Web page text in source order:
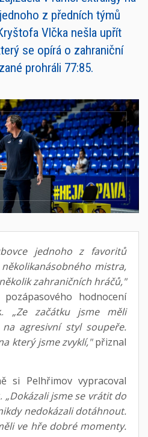
z předních týmů
Vlčka nešla upřít
se opírá o zahraniční
prohráli 77:85.
jednoho z favoritů
mistra,
zahraničních hráčů,"
hodnocení
„Ze začátku jsme měli
agresivní styl soupeře.
který jsme zvyklí,"přiznal
si Pelhřimov vypracoval
„Dokázali jsme se vrátit do
nedokázali dotáhnout.
ve hře dobré momenty.